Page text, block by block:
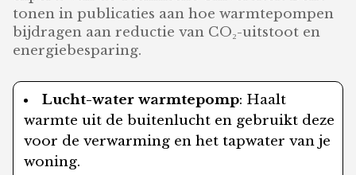
tonen in publicaties aan hoe warmtepompen
bijdragen aan reductie van CO₂-uitstoot en
energiebesparing.
Lucht-water warmtepomp: Haalt
warmte uit de buitenlucht en gebruikt deze
voor de verwarming en het tapwater van je
woning.